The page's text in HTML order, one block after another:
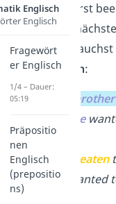
Handlung zuerst
ist, bevor die
diesem Fall
Konjunktionen:
After
my brother
he
milkshake.
→Having eaten
brother
wanted
Englisch
Englisch
Fragewört
er Englisch
1/4 – Dauer:
05:19
Präpositio
nen
Englisch
(prepositio
ns)